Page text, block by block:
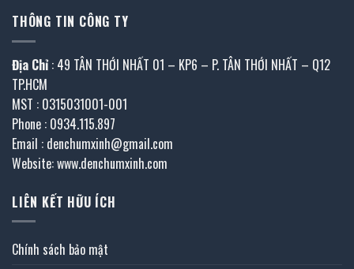
THÔNG TIN CÔNG TY
Địa Chỉ : 49 TÂN THỚI NHẤT 01 – KP6 – P. TÂN THỚI NHẤT – Q12
TP.HCM
MST : 0315031001-001
Phone : 0934.115.897
Email : denchumxinh@gmail.com
Website: www.denchumxinh.com
LIÊN KẾT HỮU ÍCH
Chính sách bảo mật